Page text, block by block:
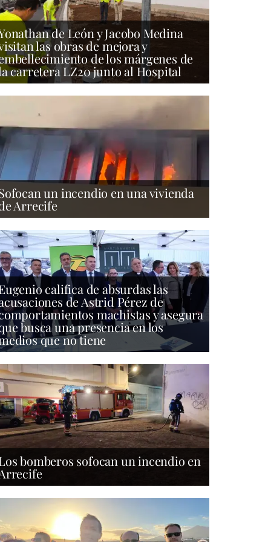
de León y Jacobo Medina
las obras de mejora y
de los márgenes de
carretera LZ20 junto al Hospital
un incendio en una vivienda
Arrecife
califica de absurdas las
de Astrid Pérez de
machistas y asegura
busca una presencia en los
que no tiene
bomberos sofocan un incendio en